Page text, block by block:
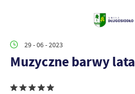
29 - 06 - 2023
Muzyczne barwy lata